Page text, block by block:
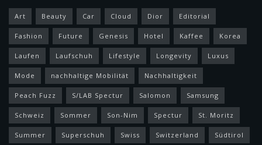
Art Beauty Car Cloud Dior Editorial
Fashion Future Genesis Hotel Kaffee Korea
Laufen Laufschuh Lifestyle Longevity Luxus
Mode nachhaltige Mobilität Nachhaltigkeit
Peach Fuzz S/LAB Spectur Salomon Samsung
Schweiz Sommer Son-Nim Spectur St. Moritz
Summer Superschuh Swiss Switzerland Südtirol